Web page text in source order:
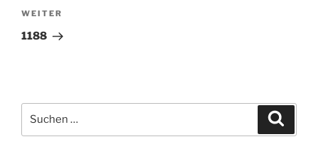
Nächster
Beitrag
WEITER
1188
Suchen